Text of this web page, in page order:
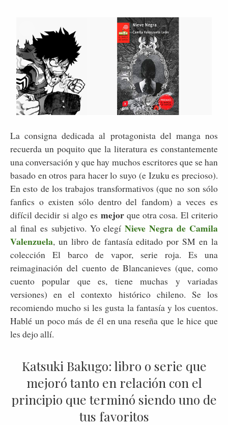
La consigna dedicada al protagonista del manga nos
recuerda un poquito que la literatura es constantemente
una conversación y que hay muchos escritores que se han
basado en otros para hacer lo suyo (e Izuku es precioso).
En esto de los trabajos transformativos (que no son sólo
fanfics o existen sólo dentro del fandom) a veces es
difícil decidir si algo es mejor que otra cosa. El criterio
al final es subjetivo. Yo elegíNieve Negra de Camila
Valenzuela, un libro de fantasía editado por SM en la
colección El barco de vapor, serie roja. Es una
reimaginación del cuento de Blancanieves (que, como
cuento popular que es, tiene muchas y variadas
versiones) en el contexto histórico chileno. Se los
recomiendo mucho si les gusta la fantasía y los cuentos.
Hablé un poco más de él en una reseña que le hice que
les dejo allí.
Katsuki Bakugo: libro o serie que
mejoró tanto en relación con el
principio que terminó siendo uno de
tus favoritos